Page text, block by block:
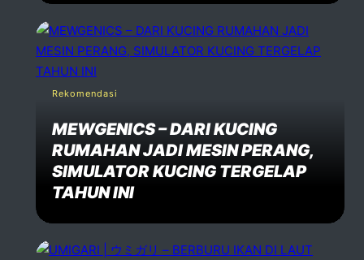
Rekomendasi
MEWGENICS – DARI KUCING
RUMAHAN JADI MESIN PERANG,
SIMULATOR KUCING TERGELAP
TAHUN INI